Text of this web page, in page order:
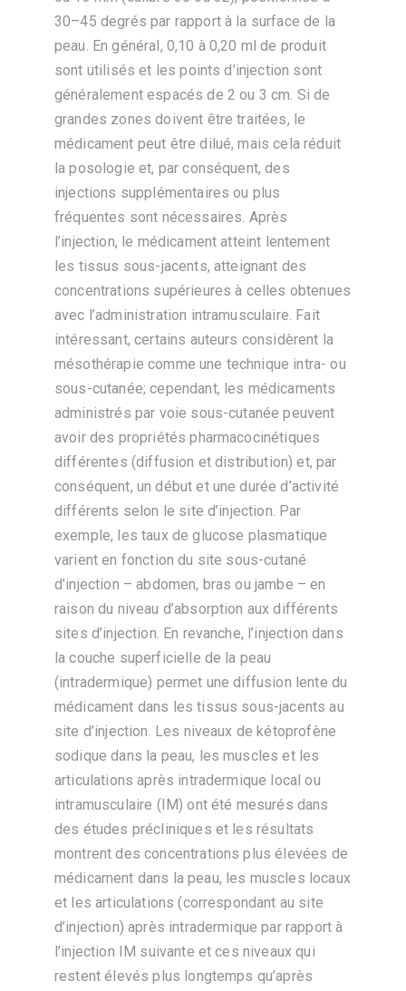
30–45 degrés par rapport à la surface de la
peau. En général, 0,10 à 0,20 ml de produit
sont utilisés et les points d’injection sont
généralement espacés de 2 ou 3 cm. Si de
grandes zones doivent être traitées, le
médicament peut être dilué, mais cela réduit
la posologie et, par conséquent, des
injections supplémentaires ou plus
fréquentes sont nécessaires. Après
l’injection, le médicament atteint lentement
les tissus sous-jacents, atteignant des
concentrations supérieures à celles obtenues
avec l’administration intramusculaire. Fait
intéressant, certains auteurs considèrent la
mésothérapie comme une technique intra- ou
sous-cutanée; cependant, les médicaments
administrés par voie sous-cutanée peuvent
avoir des propriétés pharmacocinétiques
différentes (diffusion et distribution) et, par
conséquent, un début et une durée d’activité
différents selon le site d’injection. Par
exemple, les taux de glucose plasmatique
varient en fonction du site sous-cutané
d’injection – abdomen, bras ou jambe – en
raison du niveau d’absorption aux différents
sites d’injection. En revanche, l’injection dans
la couche superficielle de la peau
(intradermique) permet une diffusion lente du
médicament dans les tissus sous-jacents au
site d’injection. Les niveaux de kétoprofène
sodique dans la peau, les muscles et les
articulations après intradermique local ou
intramusculaire (IM) ont été mesurés dans
des études précliniques et les résultats
montrent des concentrations plus élevées de
médicament dans la peau, les muscles locaux
et les articulations (correspondant au site
d’injection) après intradermique par rapport à
l’injection IM suivante et ces niveaux qui
restent élevés plus longtemps qu’après